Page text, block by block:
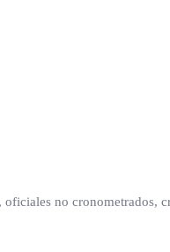
no cronometrados,